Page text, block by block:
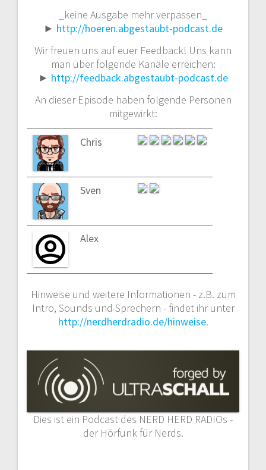
_keine Ausgabe mehr verpassen_
► http://hoeren.abgestaubt-podcast.de
Wir freuen uns auf euer Feedback! Uns kann
man über folgende Kanäle erreichen:
► http://feedback.abgestaubt-podcast.de
An dieser Episode haben folgende Personen
mitgewirkt:
Chris
Sven
Alex
Hinweise und weitere Informationen - z.B. zum
Intro, Sounds und Sprechern - findet ihr unter
http://nerdherdradio.de/hinweise.
Dies ist ein Podcast des NERD HERD RADIOs -
der Hörfunk für Nerds.